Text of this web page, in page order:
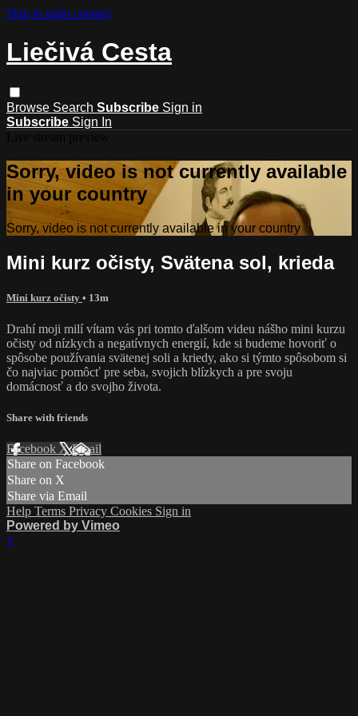
Skip to main content
Liečivá Cesta
Browse Search Subscribe Sign in
Subscribe Sign In
Sorry, video is not currently available
in your country
Sorry, video is not currently available in your country
Mini kurz očisty, Svätena sol, krieda
Mini kurz očisty • 13m
Drahí moji milí vítam vás pri tomto ďalšom videu nášho mini kurzu
očisty od nízkych a negatívnych energií, kde si budeme hovoriť o
spôsobe používania svätenej soli a kriedy, ako si týmto spôsobom si
čo najviac pomôcť pre seba, svojich blízkych a pre svoju
domácnosť a do svojho života.
Share with friends
Facebook XEmail
Share on Facebook
Share on X
Share via Email
Help Terms Privacy Cookies Sign in
Powered by Vimeo
×